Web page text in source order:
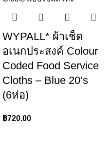
WYPALL* ผ้าเช็ด
อเนกประสงค์ Colour
Coded Food Service
Cloths – Blue 20’s
(6ห่อ)
฿720.00